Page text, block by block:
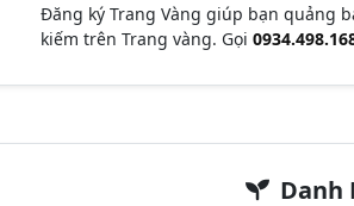
Đăng ký Trang Vàng giúp bạn quảng
kiếm trên Trang vàng. Gọi
Danh